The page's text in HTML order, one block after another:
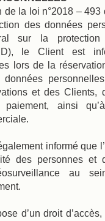
de la loi n°2018 – 493
des données
sur la
le Client est
lors de la
données
et des Clients,
paiement, ainsi
informé que
des personnes et
au
d’un droit